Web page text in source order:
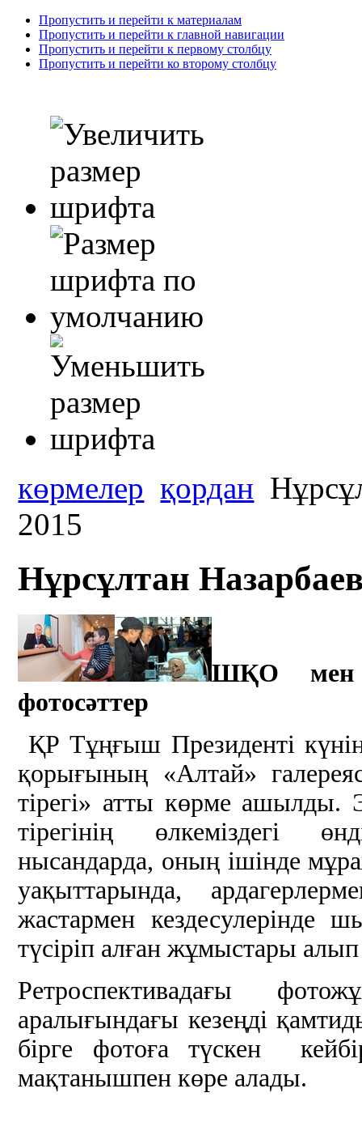
Пропустить и перейти к материалам
Пропустить и перейти к главной навигации
Пропустить и перейти к первому столбцу
Пропустить и перейти ко второму столбцу
көрмелер қордан
2015
Нұрсұлтан Назарбаев
ШҚО мен
фотосәттер
ҚР Тұңғыш Президенті
қорығының «Алтай»
тірегі» атты көрме ашылды.
тірегінің өлкеміздегі
нысандарда, оның ішінде
уақыттарында,
жастармен кездесулерінде
түсіріп алған жұмыстары
Ретроспективадағы
аралығындағы кезеңді
бірге фотоға түскен
мақтанышпен көре алады.